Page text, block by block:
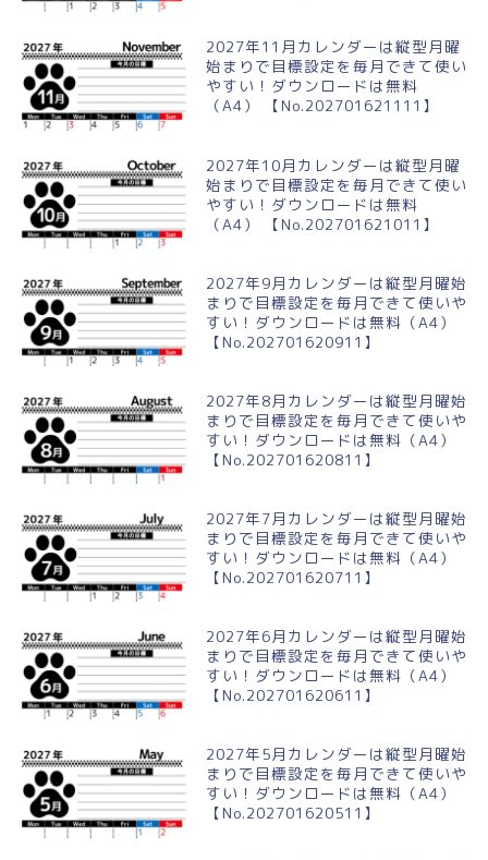
2027年11月カレンダーは縦型月曜
始まりで目標設定を毎月できて使い
やすい！ダウンロードは無料
（A4） 【No.202701621111】
2027年10月カレンダーは縦型月曜
始まりで目標設定を毎月できて使い
やすい！ダウンロードは無料
（A4） 【No.202701621011】
2027年9月カレンダーは縦型月曜始
まりで目標設定を毎月できて使いや
すい！ダウンロードは無料（A4）
【No.202701620911】
2027年8月カレンダーは縦型月曜始
まりで目標設定を毎月できて使いや
すい！ダウンロードは無料（A4）
【No.202701620811】
2027年7月カレンダーは縦型月曜始
まりで目標設定を毎月できて使いや
すい！ダウンロードは無料（A4）
【No.202701620711】
2027年6月カレンダーは縦型月曜始
まりで目標設定を毎月できて使いや
すい！ダウンロードは無料（A4）
【No.202701620611】
2027年5月カレンダーは縦型月曜始
まりで目標設定を毎月できて使いや
すい！ダウンロードは無料（A4）
【No.202701620511】